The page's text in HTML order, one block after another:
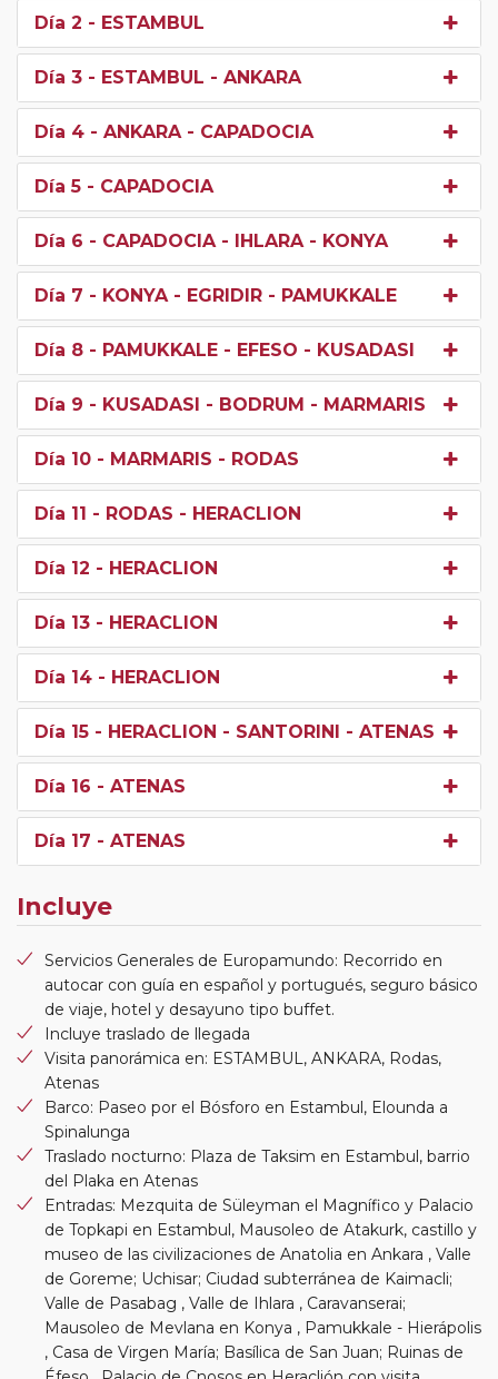
Día 2 - ESTAMBUL
Día 3 - ESTAMBUL - ANKARA
Día 4 - ANKARA - CAPADOCIA
Día 5 - CAPADOCIA
Día 6 - CAPADOCIA - IHLARA - KONYA
Día 7 - KONYA - EGRIDIR - PAMUKKALE
Día 8 - PAMUKKALE - EFESO - KUSADASI
Día 9 - KUSADASI - BODRUM - MARMARIS
Día 10 - MARMARIS - RODAS
Día 11 - RODAS - HERACLION
Día 12 - HERACLION
Día 13 - HERACLION
Día 14 - HERACLION
Día 15 - HERACLION - SANTORINI - ATENAS
Día 16 - ATENAS
Día 17 - ATENAS
Incluye
Servicios Generales de Europamundo: Recorrido en
autocar con guía en español y portugués, seguro básico
de viaje, hotel y desayuno tipo buffet.
Incluye traslado de llegada
Visita panorámica en: ESTAMBUL, ANKARA, Rodas,
Atenas
Barco: Paseo por el Bósforo en Estambul, Elounda a
Spinalunga
Traslado nocturno: Plaza de Taksim en Estambul, barrio
del Plaka en Atenas
Entradas: Mezquita de Süleyman el Magnífico y Palacio
de Topkapi en Estambul, Mausoleo de Atakurk, castillo y
museo de las civilizaciones de Anatolia en Ankara , Valle
de Goreme; Uchisar; Ciudad subterránea de Kaimacli;
Valle de Pasabag , Valle de Ihlara , Caravanserai;
Mausoleo de Mevlana en Konya , Pamukkale - Hierápolis
, Casa de Virgen María; Basílica de San Juan; Ruinas de